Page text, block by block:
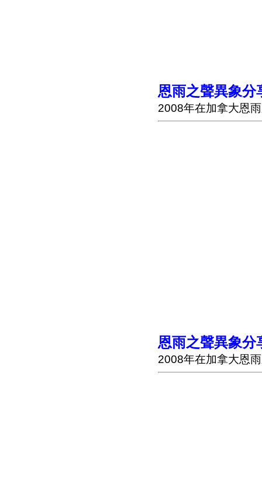
恩雨之聲異象分
2008年在加拿大恩
恩雨之聲異象分
2008年在加拿大恩